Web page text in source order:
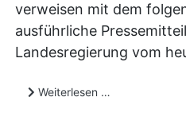
verweisen mit dem
ausführliche
Landesregierung vom
Weiterlesen …